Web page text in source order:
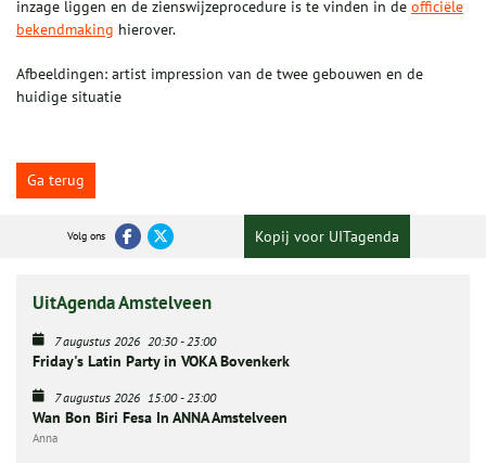
inzage liggen en de zienswijzeprocedure is te vinden in de officiële
bekendmaking hierover.
Afbeeldingen: artist impression van de twee gebouwen en de
huidige situatie
Ga terug
Volg ons Kopij voor UITagenda
UitAgenda Amstelveen
7 augustus 2026 20:30-23:00
Friday's Latin Party in VOKA Bovenkerk
7 augustus 2026 15:00-23:00
Wan Bon Biri Fesa In ANNA Amstelveen
Anna